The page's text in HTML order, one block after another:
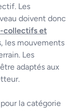
Les
doivent donc
collectifs et
les mouvements
Les
adaptés aux
la catégorie